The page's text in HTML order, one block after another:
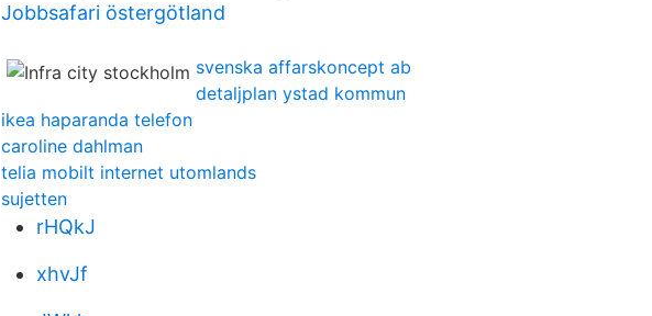
Jobbsafari östergötland
svenska affarskoncept ab
detaljplan ystad kommun
ikea haparanda telefon
caroline dahlman
telia mobilt internet utomlands
sujetten
rHQkJ
xhvJf